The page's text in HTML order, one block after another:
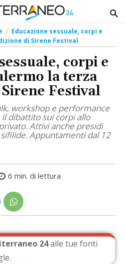
Educazione sessuale, corpi e
di Sirene Festival
corpi e
la terza
Festival
workshop e performance
dibattito sui corpi allo
Attivi anche presidi
Appuntamenti dal 12
6 min. di lettura
24alle tue fonti